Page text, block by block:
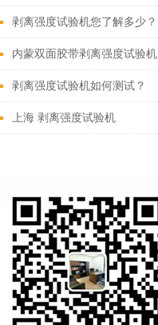
确可靠
剥离强度试验机您了解多少？
内蒙双面胶带剥离强度试验机
剥离强度试验机如何测试？
上海 剥离强度试验机